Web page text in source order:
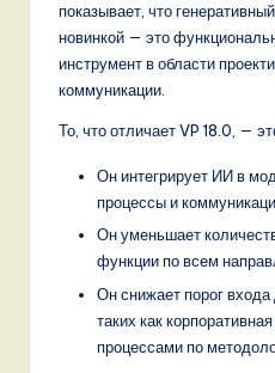
показывает, что
новинкой — это
инструмент в области
коммуникации.
То, что отличает VP 18.0, —
Он интегрирует ИИ в
процессы и
Он уменьшает
функции по всем
Он снижает порог
таких как
процессами по